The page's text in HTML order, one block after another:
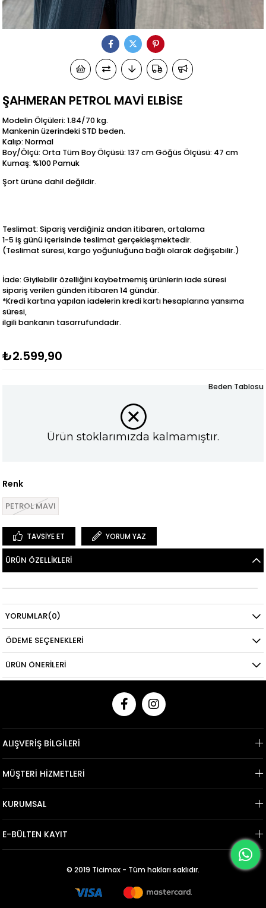
ŞAHMERAN PETROL MAVİ ELBİSE
Modelin Ölçüleri: 1.84/70 kg.
Mankenin üzerindeki STD beden.
Kalıp: Normal
Boy/Ölçü: Orta Tüm Boy Ölçüsü: 137 cm Göğüs Ölçüsü: 47 cm
Kumaş: %100 Pamuk
Şort ürüne dahil değildir.
Teslimat: Sipariş verdiğiniz andan itibaren, ortalama
1-5 iş günü içerisinde teslimat gerçekleşmektedir.
(Teslimat süresi, kargo yoğunluğuna bağlı olarak değişebilir.)
İade: Giyilebilir özelliğini kaybetmemiş ürünlerin iade süresi
sipariş verilen günden itibaren 14 gündür.
*Kredi kartına yapılan iadelerin kredi kartı hesaplarına yansıma
süresi,
ilgili bankanın tasarrufundadır.
₺2.599,90
Ürün stoklarımızda kalmamıştır.
Renk
PETROL MAVI
Beden Tablosu
TAVSIYE ET YORUM YAZ
ÜRÜN ÖZELLIKLERI
YORUMLAR(0)
ÖDEME SEÇENEKLERI
ÜRÜN ÖNERILERI
ALIŞVERİŞ BİLGİLERİ
MÜŞTERİ HİZMETLERİ
KURUMSAL
E-BÜLTEN KAYIT
© 2019 Ticimax - Tüm hakları saklıdır.